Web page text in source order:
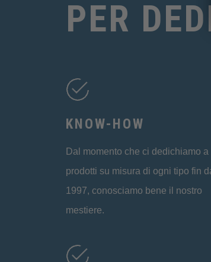
PER
KNOW-HOW
Dal momento che ci dedichiamo a
prodotti su misura di ogni tipo fin
1997, conosciamo bene il nostro
mestiere.